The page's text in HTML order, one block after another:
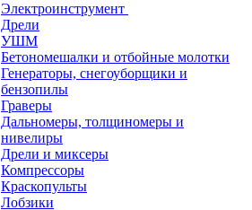
Электроинструмент
Дрели
УШМ
Бетономешалки и отбойные молотки
Генераторы, снегоуборщики и
бензопилы
Граверы
Дальномеры, толщиномеры и
нивелиры
Дрели и миксеры
Компрессоры
Краскопульты
Лобзики